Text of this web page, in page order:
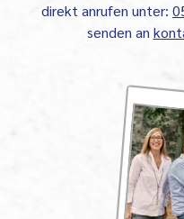
direkt anrufen unter:
senden an